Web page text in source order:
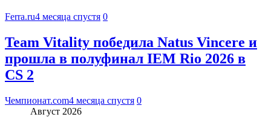
Ferra.ru4 месяца спустя 0
Team Vitality победила Natus Vincere и
прошла в полуфинал IEM Rio 2026 в
CS 2
Чемпионат.com4 месяца спустя 0
Август 2026